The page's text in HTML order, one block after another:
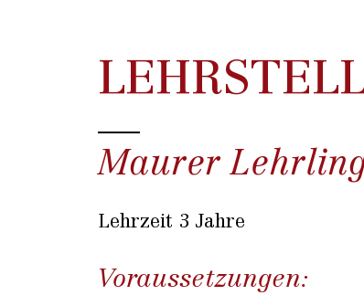
Maurer
Lehrzeit 3 Jahre
Voraussetzungen: